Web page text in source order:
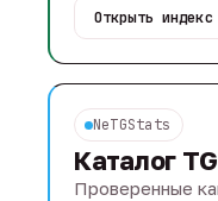
Открыть индекс
NeTGStats
Каталог
Проверенные